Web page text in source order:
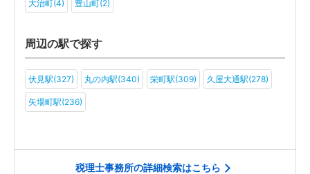
大治町(4) 豊山町(2)
周辺の駅で探す
伏見駅(327) 丸の内駅(340) 栄町駅(309) 久屋大通駅(278)
矢場町駅(236)
税理士事務所の詳細検索はこちら